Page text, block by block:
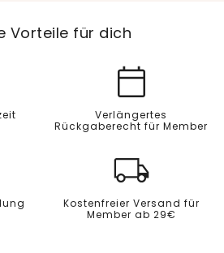
Vorteile für dich
Verlängertes
Rückgaberecht für Member
Kostenfreier Versand für
Member ab 29€